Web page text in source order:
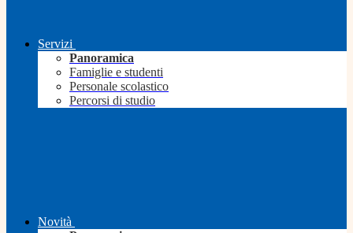
Servizi
Panoramica
Famiglie e studenti
Personale scolastico
Percorsi di studio
Novità